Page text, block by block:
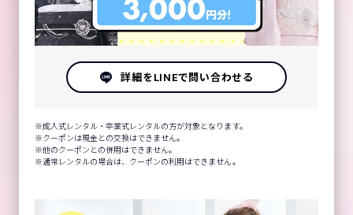
詳細をLINEで問い合わせる
成人式レンタル・卒業式レンタルの方が対象となります。
クーポンは現金との交換はできません。
他のクーポンとの併用はできません。
通常レンタルの場合は、クーポンの利用はできません。